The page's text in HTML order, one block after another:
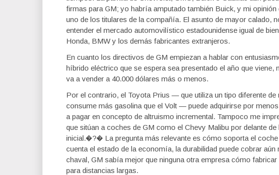
firmas para GM; yo habría amputado también Buick, y mi
uno de los titulares de la compañía. El asunto de mayor calado,
entender el mercado automovilístico estadounidense igual de
Honda, BMW y los demás fabricantes extranjeros.
En cuanto los directivos de GM empiezan a hablar con
híbrido eléctrico que se espera sea presentado el año que viene,
va a vender a 40.000 dólares más o menos.
Por el contrario, el Toyota Prius — que utiliza un tipo diferente
consume más gasolina que el Volt — puede adquirirse por
a pagar en concepto de altruismo incremental. Tampoco me
que sitúan a coches de GM como el Chevy Malibu por delante
inicial.�?� La pregunta más relevante es cómo soporta el
cuenta el estado de la economía, la durabilidad puede cobrar
chaval, GM sabía mejor que ninguna otra empresa cómo
para distancias largas.